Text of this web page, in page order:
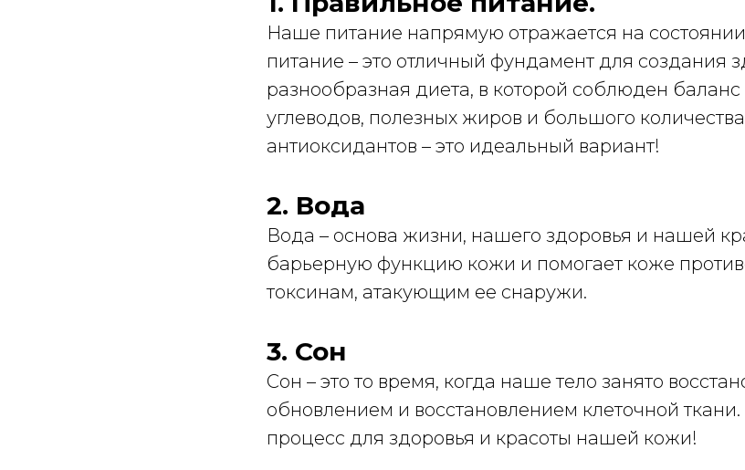
Наше питание напрямую отражается на
питание – это отличный фундамент для создания
разнообразная диета, в которой соблюден
углеводов, полезных жиров и большого
антиоксидантов – это идеальный вариант!
2. Вода
Вода – основа жизни, нашего здоровья и нашей
барьерную функцию кожи и помогает коже
токсинам, атакующим ее снаружи.
3. Сон
Сон – это то время, когда наше тело занято
обновлением и восстановлением клеточной
процесс для здоровья и красоты нашей кожи!